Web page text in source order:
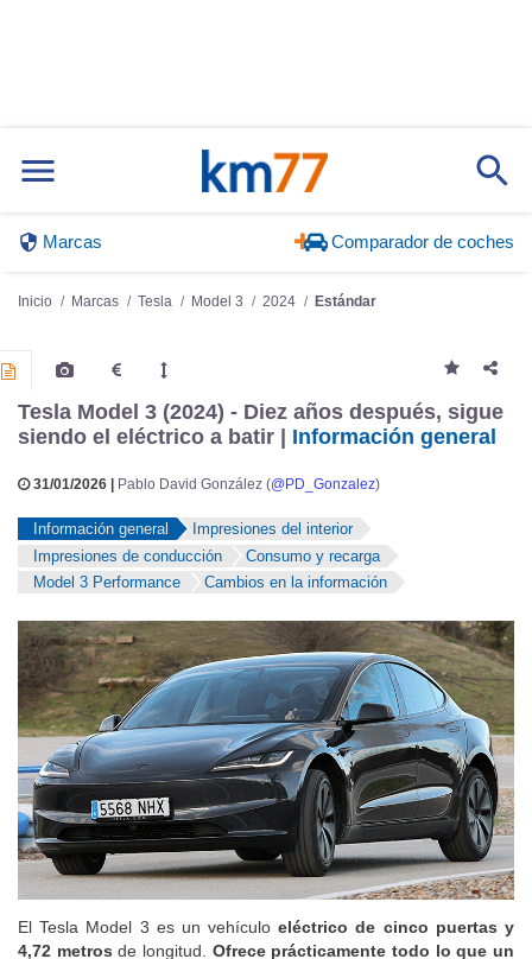
Marcas Comparador de coches
Tesla Model 3 (2024) - Diez años después, sigue
siendo el eléctrico a batir |
Información general
Información general
Impresiones del interior
Impresiones de conducción
Consumo y recarga
El Tesla Model 3 es un vehículoeléctrico de cinco puertas y